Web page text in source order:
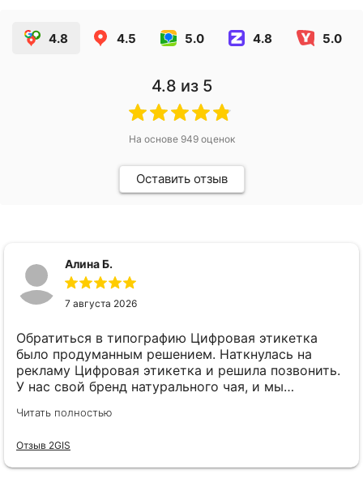
4.8 4.5 5.0 4.8 5.0
4.8 из 5
На основе 949оценок
Оставить отзыв
Алина Б.
7 августа 2026
Обратиться в типографию Цифровая этикетка
было продуманным решением. Наткнулась на
рекламу Цифровая этикетка и решила позвонить.
У нас свой бренд натурального чая, и мы
Боялись, что печатать 5 разных этикеток (хоть
ощутимую сумму. Сразу при первом же звонке
менеджер Елена всё подробно и понятно
Читать полностью
Отзыв 2GIS